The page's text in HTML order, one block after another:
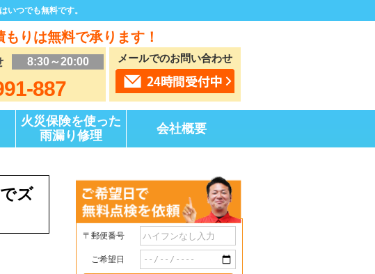
いつでも無料です。
りは無料で承ります！
8:30～20:00
887
メールでのお問い合わせ
火災保険を使った
雨漏り修理
会社概要
ズ
〒郵便番号
ご希望日